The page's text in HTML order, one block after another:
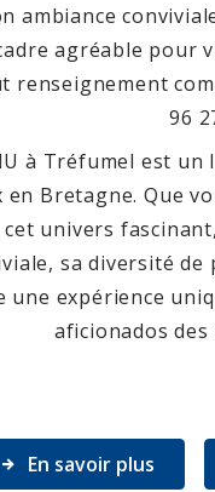
ambiance
agréable pour
renseignement
96
à Tréfumel est
en Bretagne. Que
univers
sa diversité de
une expérience
aficionados
En savoir plus